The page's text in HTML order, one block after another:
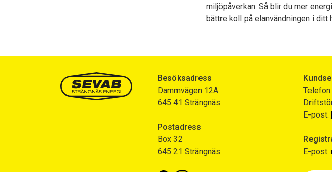
miljöpåverkan. Så blir du mer
bättre koll på elanvändningen i ditt
Besöksadress
Dammvägen 12A
645 41 Strängnäs
Postadress
Box 32
645 21 Strängnäs
Telefon:
E-post:
E-post: